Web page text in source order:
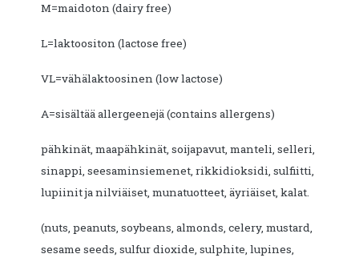
M=maidoton (dairy free)
L=laktoositon (lactose free)
VL=vähälaktoosinen (low lactose)
A=sisältää allergeenejä (contains allergens)
pähkinät, maapähkinät, soijapavut, manteli, selleri,
sinappi, seesaminsiemenet, rikkidioksidi, sulfiitti,
lupiinit ja nilviäiset, munatuotteet, äyriäiset, kalat.
(nuts, peanuts, soybeans, almonds, celery, mustard,
sesame seeds, sulfur dioxide, sulphite, lupines,